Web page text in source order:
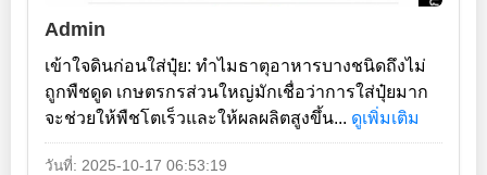
Admin
เข้าใจดินก่อนใส่ปุ๋ย: ทำไมธาตุอาหารบางชนิดถึงไม่
ถูกพืชดูด เกษตรกรส่วนใหญ่มักเชื่อว่าการใส่ปุ๋ยมาก
จะช่วยให้พืชโตเร็วและให้ผลผลิตสูงขึ้น... ดูเพิ่มเติม
วันที่: 2025-10-17 06:53:19